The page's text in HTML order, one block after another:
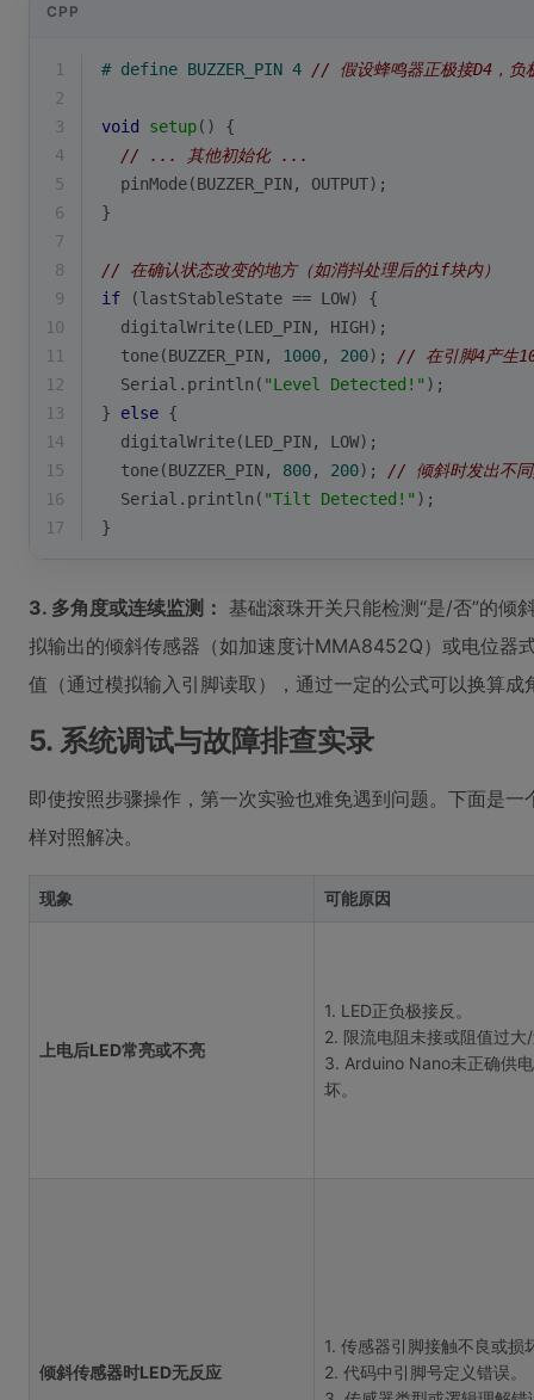
CPP
1 # define BUZZER_PIN 4 // 假设蜂鸣器正极接D4，负
2
3
void setup()
{
4
// ... 其他初始化 ...
5
pinMode(BUZZER_PIN, OUTPUT);
6
}
7
8
// 在确认状态改变的地方（如消抖处理后的if块内）
9
if (lastStableState == LOW) {
10
digitalWrite(LED_PIN, HIGH);
11
tone(BUZZER_PIN, 1000, 200); // 在引脚4产生
12
  Serial.
println ( "Level Detected!" );
13
} else {
14
digitalWrite(LED_PIN, LOW);
15
tone(BUZZER_PIN, 800, 200); // 倾斜时发出不同
16
  Serial.
println ( "Tilt Detected!" );
17
}
3. 多角度或连续监测： 基础滚珠开关只能检测“是/否”的倾
拟输出的倾斜传感器（如加速度计MMA8452Q）或电位器
值（通过模拟输入引脚读取），通过一定的公式可以换算成
5. 系统调试与故障排查实录
即使按照步骤操作，第一次实验也难免遇到问题。下面是
样对照解决。
现象 可能原因
上电后LED常亮或不亮
1. LED正负极接反。
2. 限流电阻未接或阻值过大
3. Arduino Nano未正确供
坏。
倾斜传感器时LED无反应
1. 传感器引脚接触不良或损
2. 代码中引脚号定义错误。